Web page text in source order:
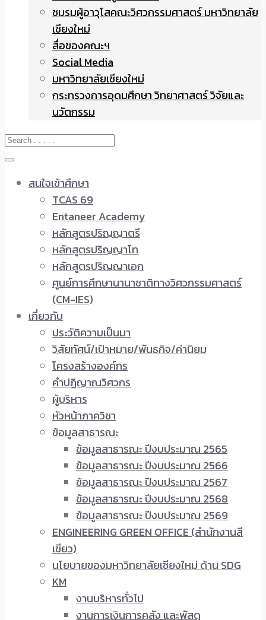
ชมรมผู้อาวุโสคณะวิศวกรรมศาสตร์ มหาวิทยาลัย
เชียงใหม่
สื่อของคณะฯ
Social Media
มหาวิทยาลัยเชียงใหม่
กระทรวงการอุดมศึกษา วิทยาศาสตร์ วิจัยและ
นวัตกรรม
สนใจเข้าศึกษา
TCAS 69
Entaneer Academy
หลักสูตรปริญญาตรี
หลักสูตรปริญญาโท
หลักสูตรปริญญาเอก
ศูนย์การศึกษานานาชาติทางวิศวกรรมศาสตร์
(CM-IES)
เกี่ยวกับ
ประวัติความเป็นมา
วิสัยทัศน์/เป้าหมาย/พันธกิจ/ค่านิยม
โครงสร้างองค์กร
คำปฏิญาณวิศวกร
ผู้บริหาร
หัวหน้าภาควิชา
ข้อมูลสาธารณะ
ข้อมูลสาธารณะ ปีงบประมาณ 2565
ข้อมูลสาธารณะ ปีงบประมาณ 2566
ข้อมูลสาธารณะ ปีงบประมาณ 2567
ข้อมูลสาธารณะ ปีงบประมาณ 2568
ข้อมูลสาธารณะ ปีงบประมาณ 2569
ENGINEERING GREEN OFFICE (สำนักงานสี
เขียว)
นโยบายของมหาวิทยาลัยเชียงใหม่ ด้าน SDG
KM
งานบริหารทั่วไป
งานการเงินการคลัง และพัสดุ